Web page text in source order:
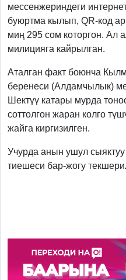
мессенжериндеги
буюртма кылып, QR-код
миң 295 сом которгон. Ал
милицияга кайрылган.
Аталган факт боюнча
беренеси (Алдамчылык)
Шектүү катары мурда
соттолгон жаран колго
жайга киргизилген.
Учурда анын ушул
тиешеси бар-жогу